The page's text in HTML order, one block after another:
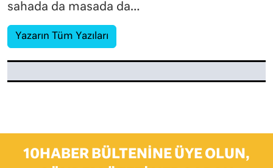
sahada da masada da…
Yazarın Tüm Yazıları
10HABER BÜLTENINE ÜYE OLUN,